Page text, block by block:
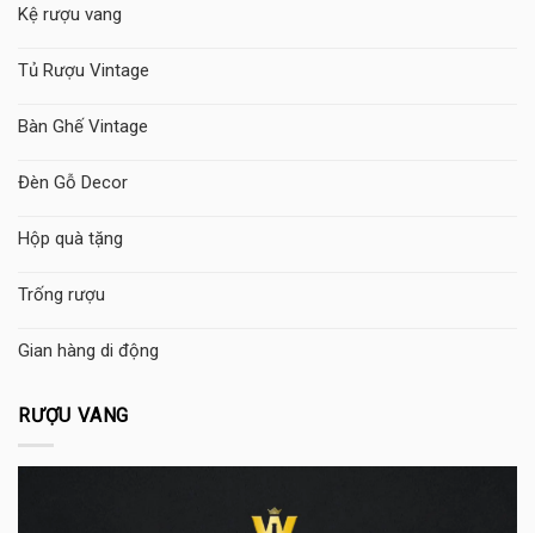
Kệ rượu vang
Tủ Rượu Vintage
Bàn Ghế Vintage
Đèn Gỗ Decor
Hộp quà tặng
Trống rượu
Gian hàng di động
RƯỢU VANG